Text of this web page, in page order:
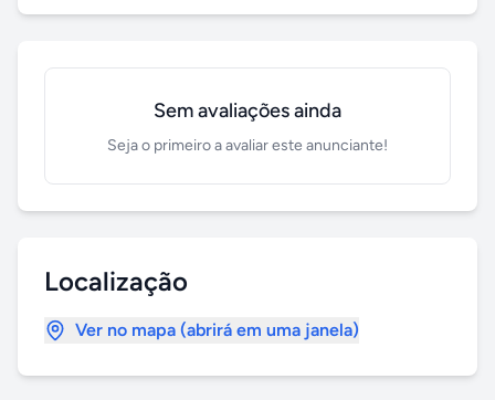
Sem avaliações ainda
Seja o primeiro a avaliar este anunciante!
Localização
Ver no mapa (abrirá em uma janela)